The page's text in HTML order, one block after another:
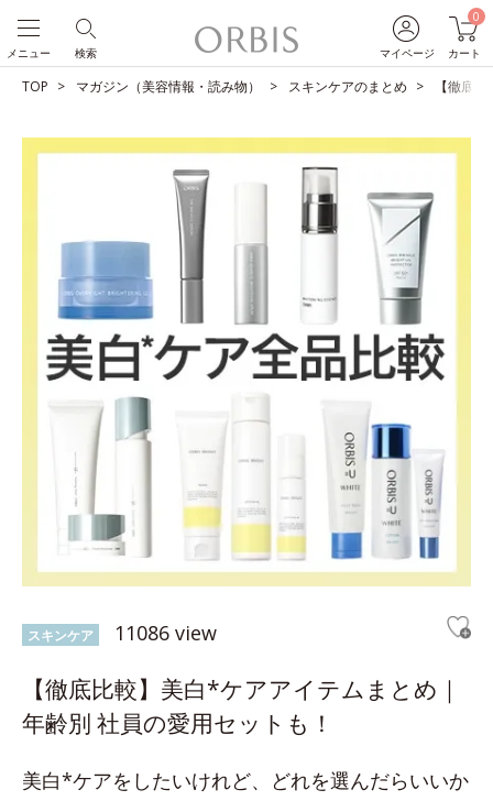
マイページ
0
カート
検索
メニュー
TOP マガジン（美容情報・読み物） スキンケアのまとめ 【徹底
スキンケア 11086 view
【徹底比較】美白*ケアアイテムまとめ｜
年齢別 社員の愛用セットも！
美白*ケアをしたいけれど、どれを選んだらいいか